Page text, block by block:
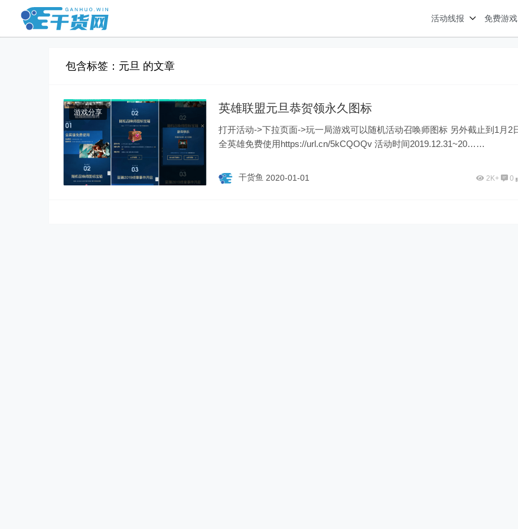
活动线报 免费游戏
包含标签：元旦 的文章
游戏分享 英雄联盟元旦恭贺领永久图标
打开活动->下拉页面->玩一局游戏可以随机活动召唤师图标 另外截止到1月2日10点
全英雄免费使用https://url.cn/5kCQOQv 活动时间2019.12.31~20……
干货鱼 2020-01-01 2K+ 0